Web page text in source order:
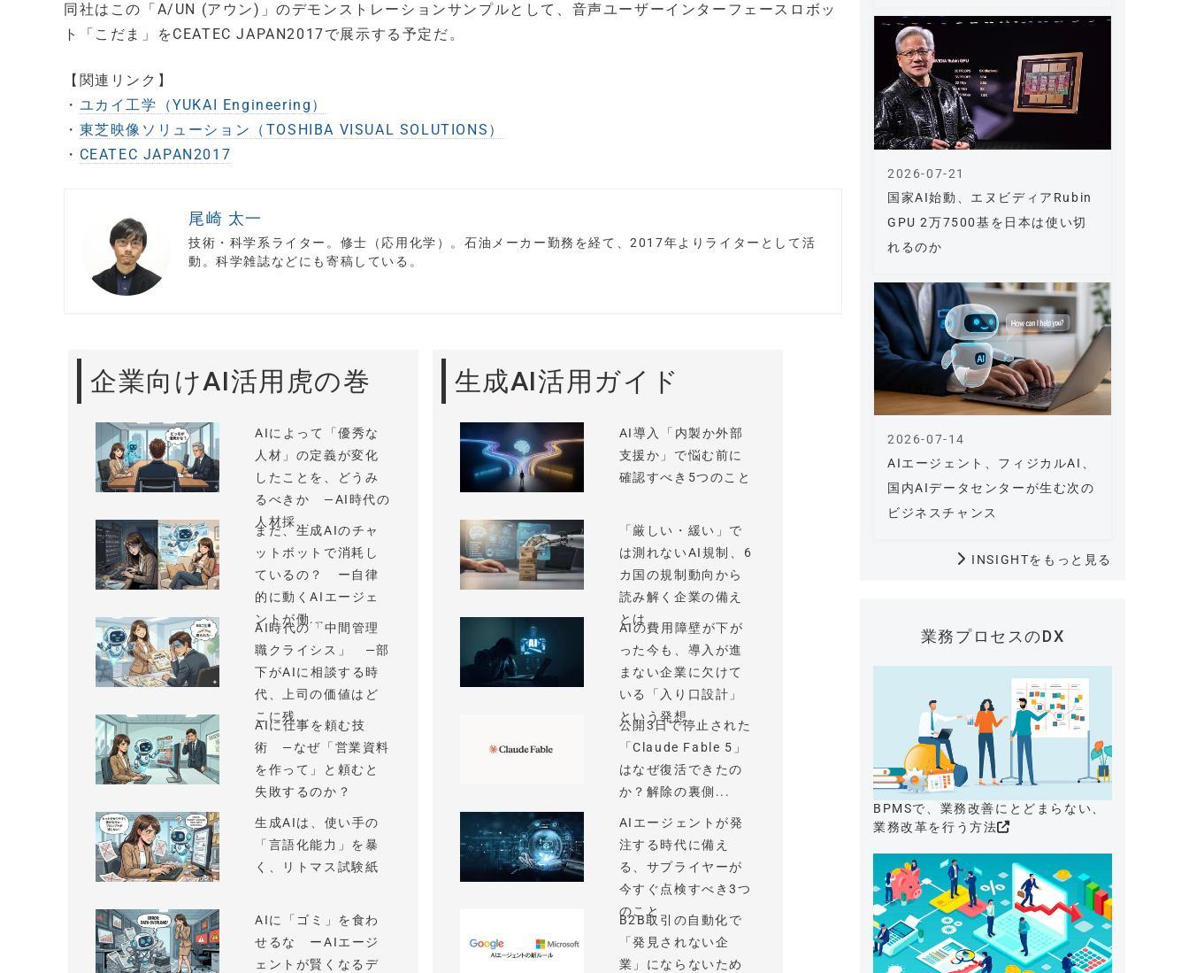
同社はこの「A/UN (アウン)」のデモンストレーションサンプルとして、音声ユーザーインターフェースロボッ
ト「こだま」をCEATEC JAPAN2017で展示する予定だ。
【関連リンク】
・ ユカイ工学（YUKAI Engineering）
・ 東芝映像ソリューション（TOSHIBA VISUAL SOLUTIONS）
・ CEATEC JAPAN2017
尾崎 太一
技術・科学系ライター。修士（応用化学）。石油メーカー勤務を経て、2017年よりライターとして活
動。科学雑誌などにも寄稿している。
企業向けAI活用虎の巻
AIによって「優秀な
人材」の定義が変化
したことを、どうみ
るべきか —AI時代の
人材採...
まだ、生成AIのチャ
ットボットで消耗し
ているの？ ー自律
的に動くAIエージェ
ントが働...
AI時代の「中間管理
職クライシス」 —部
下がAIに相談する時
代、上司の価値はど
こに残...
AIに仕事を頼む技
術 —なぜ「営業資料
を作って」と頼むと
失敗するのか？
生成AIは、使い手の
「言語化能力」を暴
く、リトマス試験紙
AIに「ゴミ」を食わ
せるな ーAIエージ
ェントが賢くなるデ
生成AI活用ガイド
AI導入「内製か外部
支援か」で悩む前に
確認すべき5つのこと
「厳しい・緩い」で
は測れないAI規制、6
カ国の規制動向から
読み解く企業の備え
とは
AIの費用障壁が下が
った今も、導入が進
まない企業に欠けて
いる「入り口設計」
という発想
公開3日で停止された
「Claude Fable 5」
はなぜ復活できたの
か？解除の裏側...
AIエージェントが発
注する時代に備え
る、サプライヤーが
今すぐ点検すべき3つ
のこと
B2B取引の自動化で
「発見されない企
業」にならないため
国家AI始動、エヌビディアRubin
GPU 2万7500基を日本は使い切
れるのか
2026-07-21
AIエージェント、フィジカルAI、
国内AIデータセンターが生む次の
ビジネスチャンス
2026-07-14
INSIGHTをもっと見る
業務プロセスのDX
BPMSで、業務改善にとどまらない、
業務改革を行う方法